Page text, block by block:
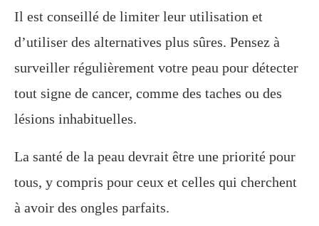
Il est conseillé de limiter leur utilisation et
d’utiliser des alternatives plus sûres. Pensez à
surveiller régulièrement votre peau pour détecter
tout signe de cancer, comme des taches ou des
lésions inhabituelles.
La santé de la peau devrait être une priorité pour
tous, y compris pour ceux et celles qui cherchent
à avoir des ongles parfaits.